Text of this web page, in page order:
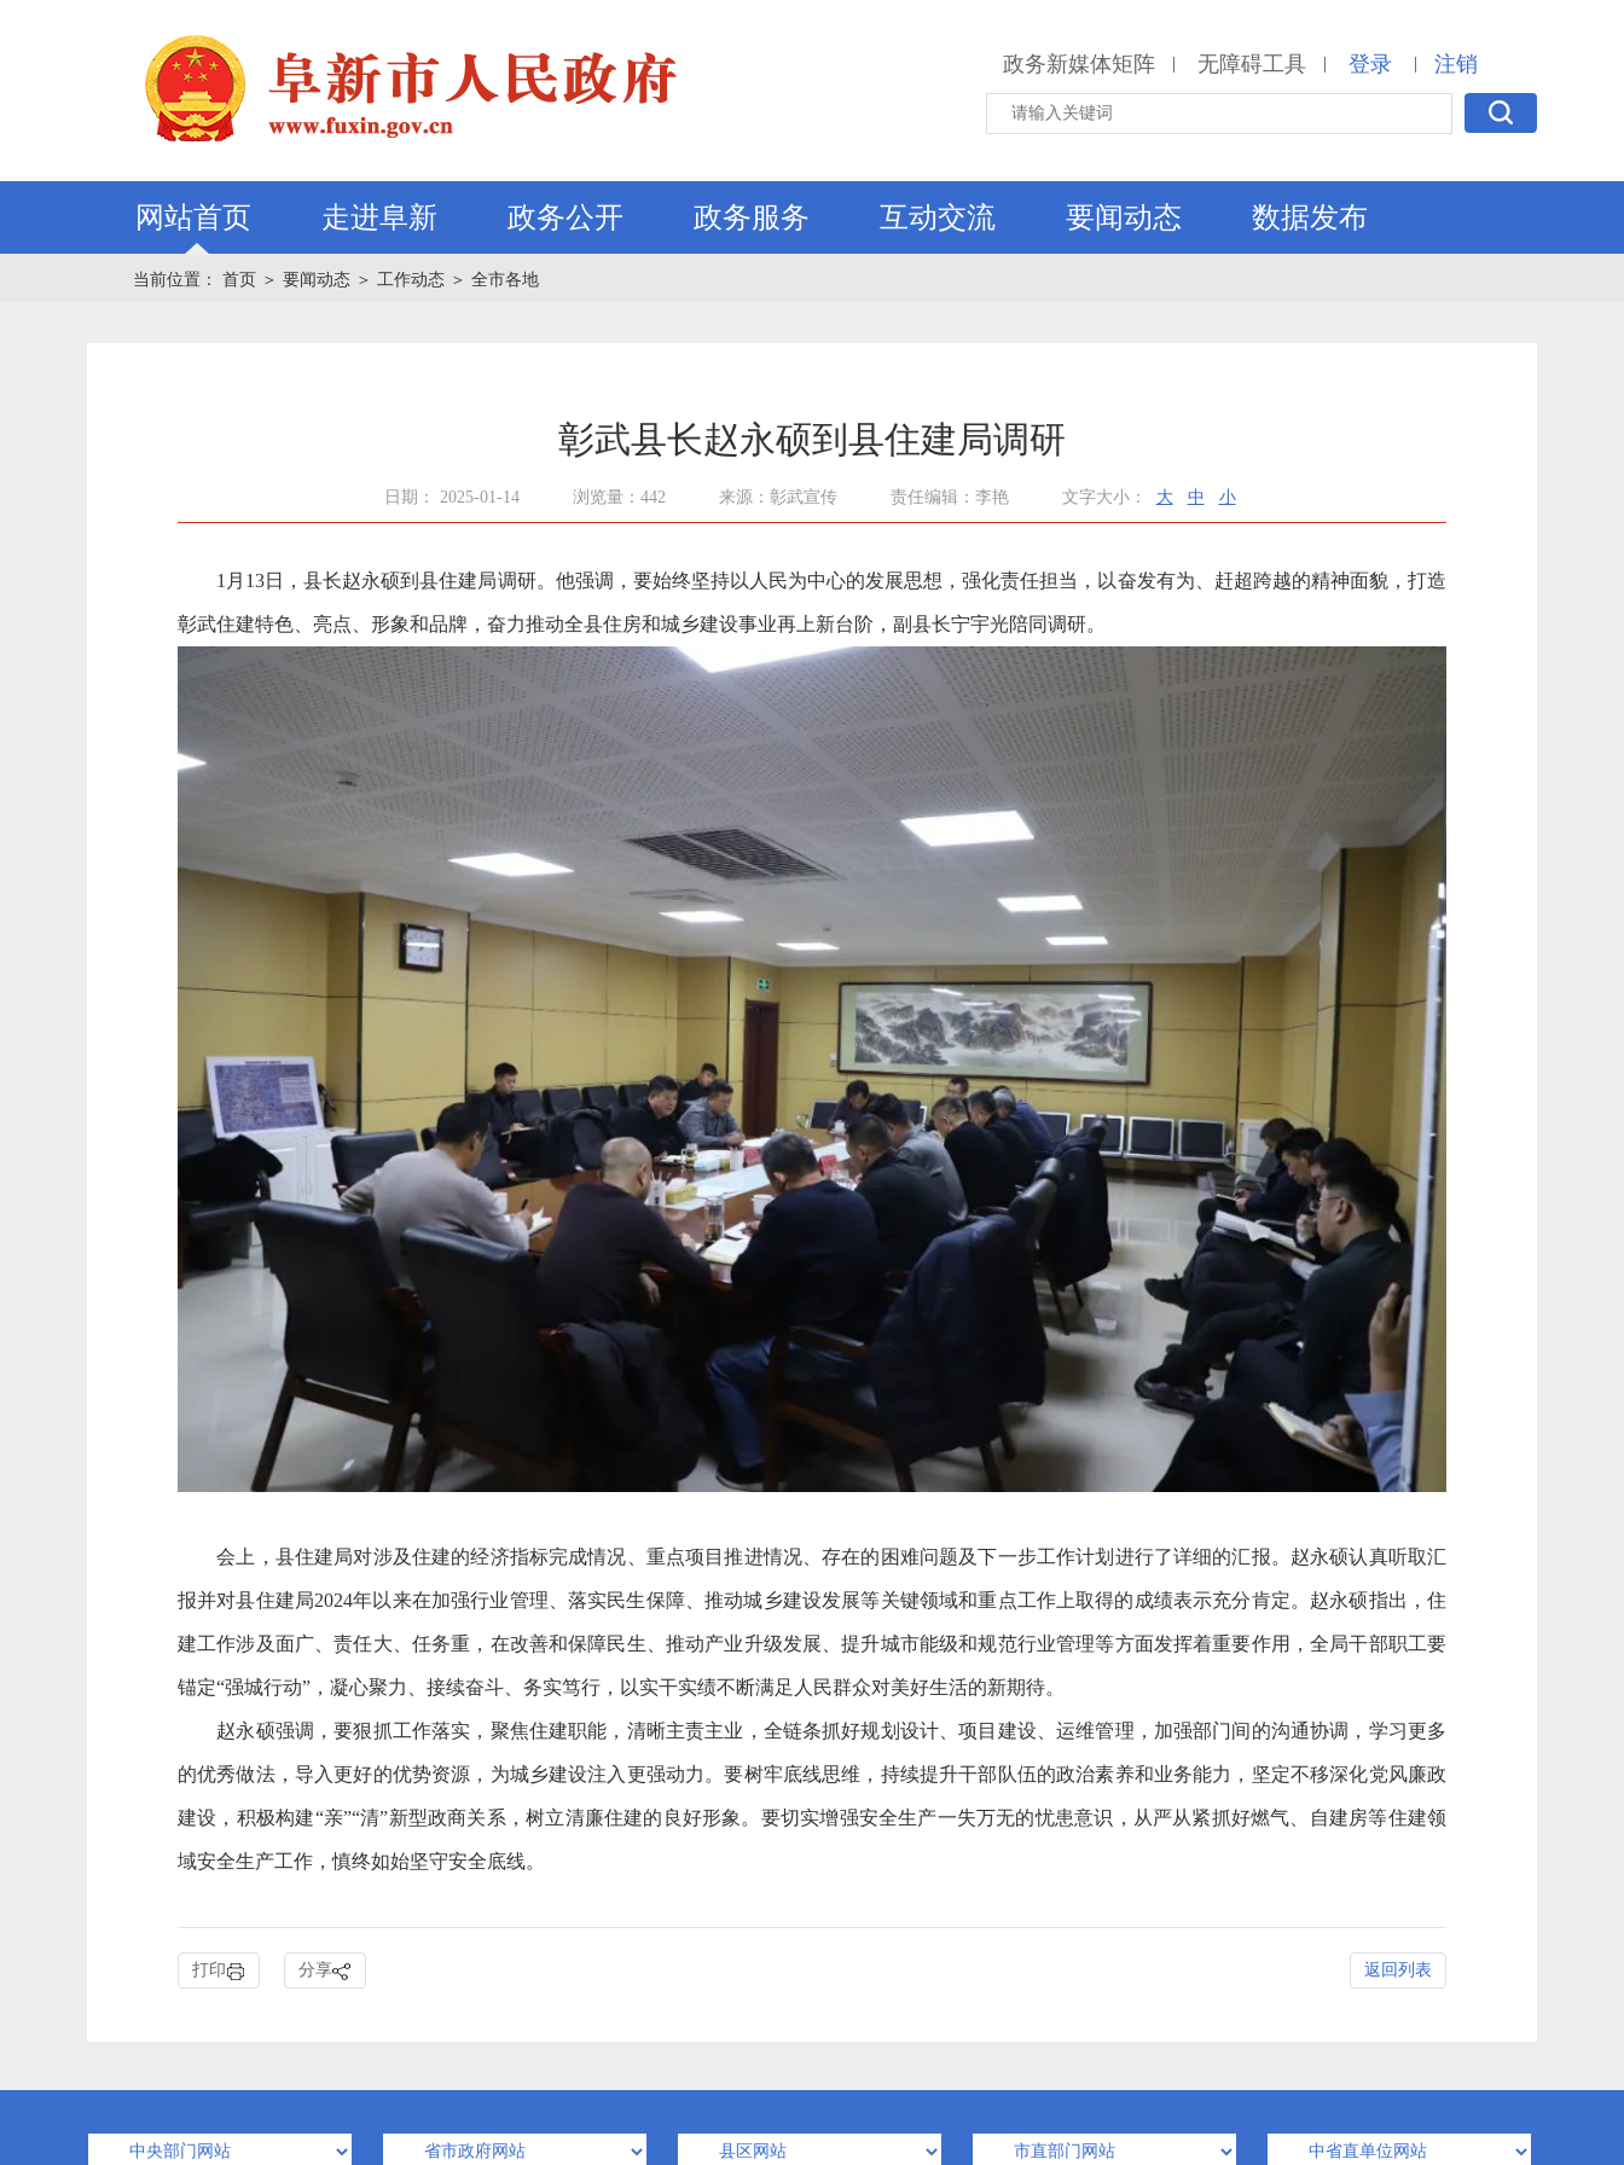
政务新媒体矩阵 | 无障碍工具 | 登录 | 注销
网站首页 走进阜新 政务公开 政务服务 互动交流 要闻动态 数据发布
当前位置： 首页 ＞ 要闻动态 ＞ 工作动态 ＞ 全市各地
彰武县长赵永硕到县住建局调研
日期： 2025-01-14 浏览量：442 来源：彰武宣传 责任编辑：李艳 文字大小： 大 中 小
1月13日，县长赵永硕到县住建局调研。他强调，要始终坚持以人民为中心的发展思想，强化责任担当，以奋发有为、赶超跨越的精神面貌，打造
彰武住建特色、亮点、形象和品牌，奋力推动全县住房和城乡建设事业再上新台阶，副县长宁宇光陪同调研。
会上，县住建局对涉及住建的经济指标完成情况、重点项目推进情况、存在的困难问题及下一步工作计划进行了详细的汇报。赵永硕认真听取汇
报并对县住建局2024年以来在加强行业管理、落实民生保障、推动城乡建设发展等关键领域和重点工作上取得的成绩表示充分肯定。赵永硕指出，住
建工作涉及面广、责任大、任务重，在改善和保障民生、推动产业升级发展、提升城市能级和规范行业管理等方面发挥着重要作用，全局干部职工要
锚定“强城行动”，凝心聚力、接续奋斗、务实笃行，以实干实绩不断满足人民群众对美好生活的新期待。
赵永硕强调，要狠抓工作落实，聚焦住建职能，清晰主责主业，全链条抓好规划设计、项目建设、运维管理，加强部门间的沟通协调，学习更多
的优秀做法，导入更好的优势资源，为城乡建设注入更强动力。要树牢底线思维，持续提升干部队伍的政治素养和业务能力，坚定不移深化党风廉政
建设，积极构建“亲”“清”新型政商关系，树立清廉住建的良好形象。要切实增强安全生产一失万无的忧患意识，从严从紧抓好燃气、自建房等住建领
域安全生产工作，慎终如始坚守安全底线。
打印 分享 返回列表